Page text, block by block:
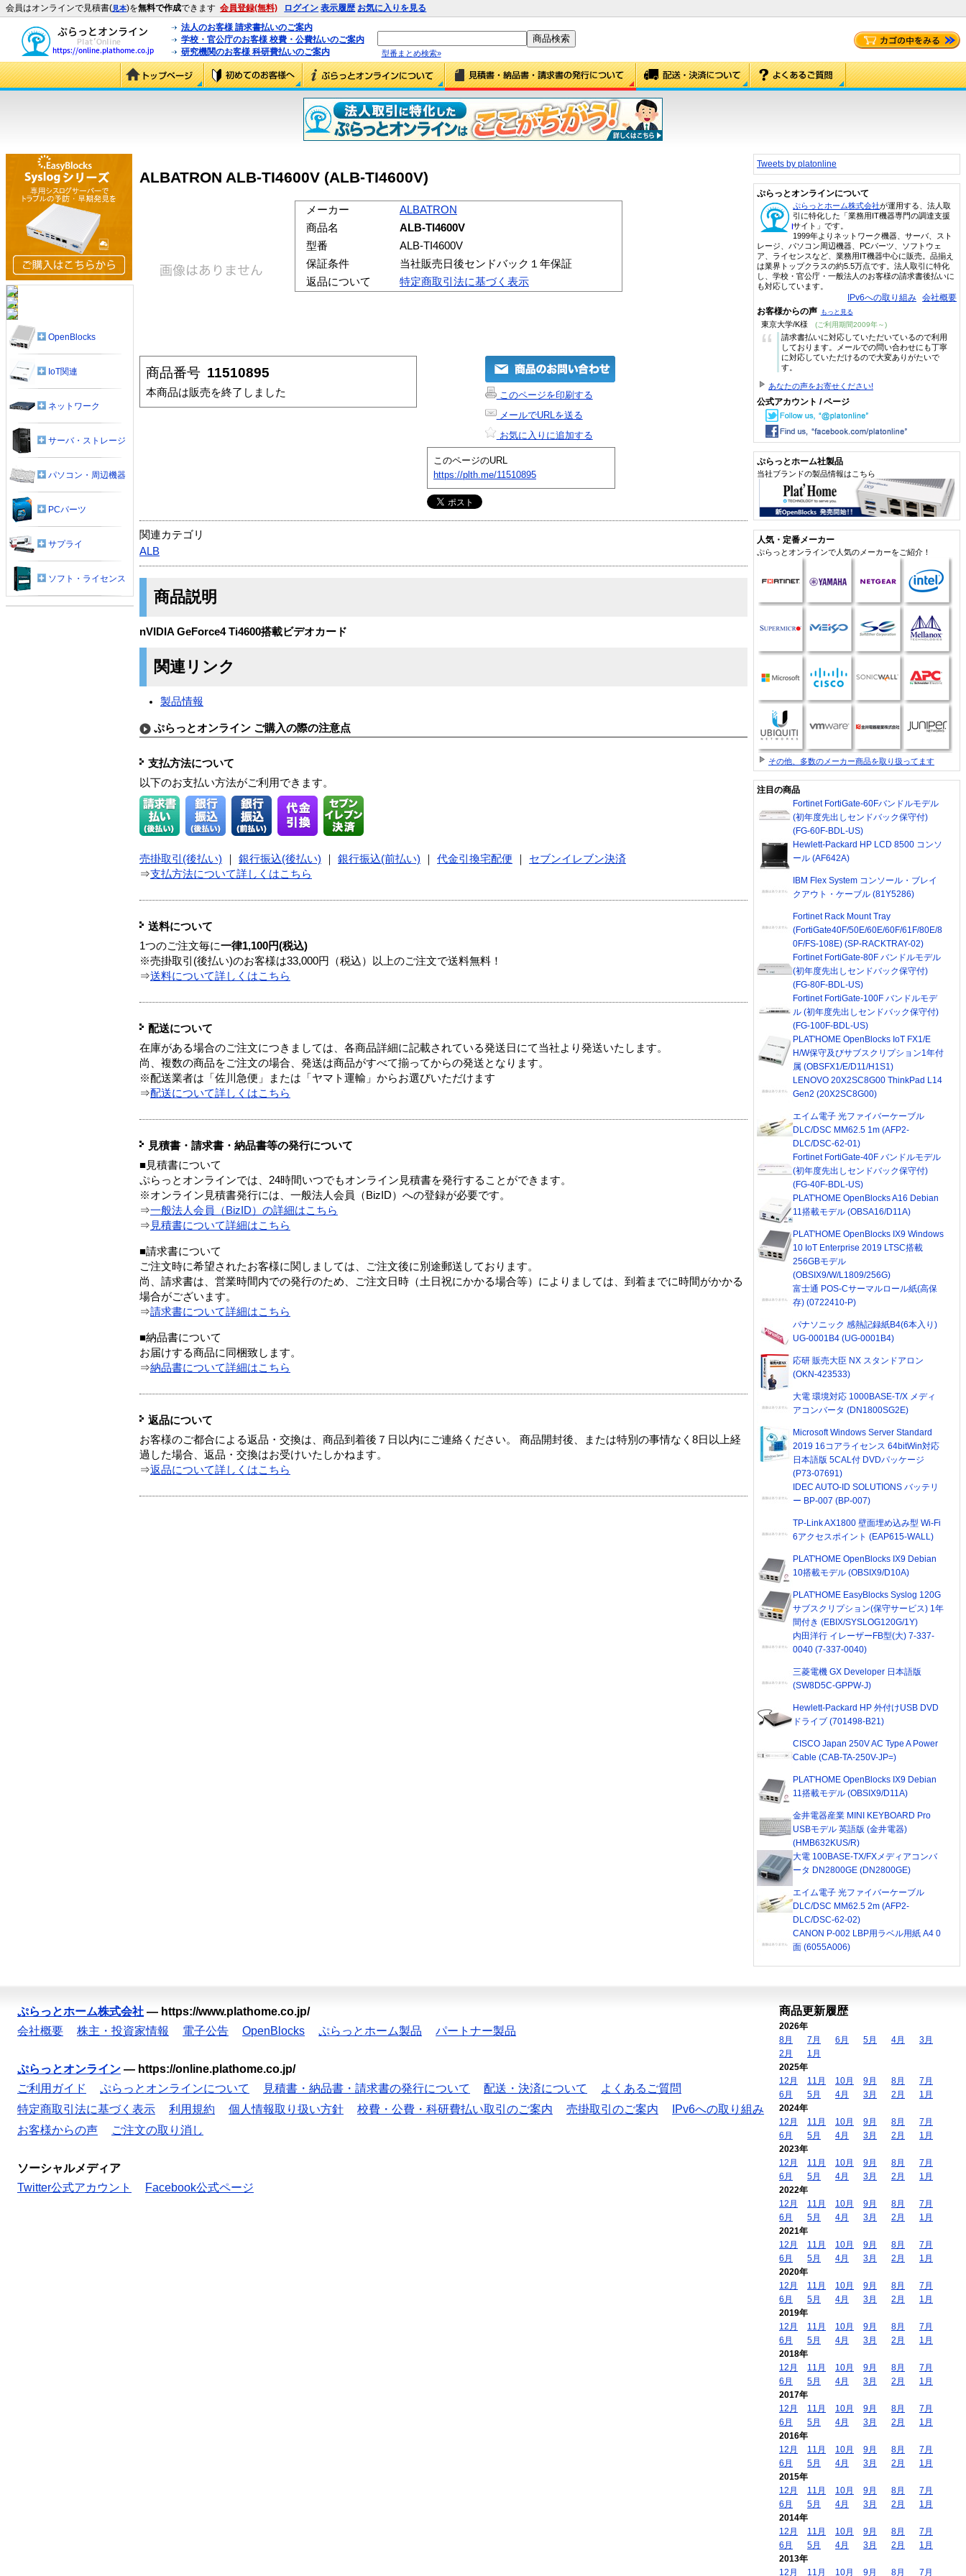
会員はオンラインで見積書(見本)を無料で作成できます 会員登録(無料) ログイン 表示履歴 お気に入りを見る
法人のお客様 請求書払いのご案内
学校・官公庁のお客様 校費・公費払いのご案内
研究機関のお客様 科研費払いのご案内
型番まとめ検索»
ALBATRON ALB-TI4600V (ALB-TI4600V)
メーカー
ALBATRON
商品名
ALB-TI4600V
型番
ALB-TI4600V
保証条件
当社販売日後センドバック１年保証
返品について
特定商取引法に基づく表示
商品番号 11510895
本商品は販売を終了しました
このページを印刷する
メールでURLを送る
お気に入りに追加する
このページのURL
https://plth.me/11510895
関連カテゴリ
ALB
商品説明
nVIDIA GeForce4 Ti4600搭載ビデオカード
関連リンク
製品情報
ぷらっとオンライン ご購入の際の注意点
支払方法について
以下のお支払い方法がご利用できます。
売掛取引(後払い) 銀行振込(後払い) 銀行振込(前払い) 代金引換宅配便
セブンイレブン決済
⇒支払方法について詳しくはこちら
送料について
1つのご注文毎に一律1,100円(税込)
※売掛取引(後払い)のお客様は33,000円（税込）以上のご注文で送料無料！
⇒送料について詳しくはこちら
配送について
在庫がある場合のご注文につきましては、各商品詳細に記載されている発送日にて当社より発送いたします。
尚、複数の商品をご注文の場合、発送は商品がすべて揃ってからの発送となります。
※配送業者は「佐川急便」または「ヤマト運輸」からお選びいただけます
⇒配送について詳しくはこちら
見積書・請求書・納品書等の発行について
■見積書について
ぷらっとオンラインでは、24時間いつでもオンライン見積書を発行することができます。
※オンライン見積書発行には、一般法人会員（BizID）への登録が必要です。
⇒一般法人会員（BizID）の詳細はこちら
⇒ 見積書について詳細はこちら
■請求書について
ご注文時に希望されたお客様に関しましては、ご注文後に別途郵送しております。
尚、請求書は、営業時間内での発行のため、ご注文日時（土日祝にかかる場合等）によりましては、到着までに時間がかかる
場合がございます。
⇒請求書について詳細はこちら
■納品書について
お届けする商品に同梱致します。
⇒納品書について詳細はこちら
返品について
お客様のご都合による返品・交換は、商品到着後７日以内にご連絡ください。 商品開封後、または特別の事情なく8日以上経
過した場合、返品・交換はお受けいたしかねます。
⇒返品について詳しくはこちら
OpenBlocks
IoT関連
ネットワーク
サーバ・ストレージ
パソコン・周辺機器
PCパーツ
サプライ
ソフト・ライセンス
Tweets by platonline
ぷらっとオンラインについて
ぷらっとホーム株式会社が運用する、法人取
引に特化した「業務用IT機器専門の調達支援
サイト」です。
1999年よりネットワーク機器、サーバ、スト
レージ、パソコン周辺機器、PCパーツ、ソフトウェ
ア、ライセンスなど、業務用IT機器中心に販売。品揃え
は業界トップクラスの約5.5万点です。法人取引に特化
し、学校・官公庁・一般法人のお客様の請求書後払いに
も対応しています。
IPv6への取り組み 会社概要
お客様からの声 もっと見る
東京大学/K様 (ご利用期間2009年～)
“
請求書払いに対応していただいているので利用
しております。メールでの問い合わせにも丁寧
に対応していただけるので大変ありがたいで
す。
あなたの声をお寄せください!
公式アカウント / ページ
ぷらっとホーム社製品
当社ブランドの製品情報はこちら
人気・定番メーカー
ぷらっとオンラインで人気のメーカーをご紹介！
その他、多数のメーカー商品を取り扱ってます
注目の商品
Fortinet FortiGate-60Fバンドルモデル
(初年度先出しセンドバック保守付)
(FG-60F-BDL-US)
Hewlett-Packard HP LCD 8500 コンソ
ール (AF642A)
IBM Flex System コンソール・ブレイ
クアウト・ケーブル (81Y5286)
Fortinet Rack Mount Tray
(FortiGate40F/50E/60E/60F/61F/80E/8
0F/FS-108E) (SP-RACKTRAY-02)
Fortinet FortiGate-80F バンドルモデル
(初年度先出しセンドバック保守付)
(FG-80F-BDL-US)
Fortinet FortiGate-100F バンドルモデ
ル (初年度先出しセンドバック保守付)
(FG-100F-BDL-US)
PLAT'HOME OpenBlocks IoT FX1/E
H/W保守及びサブスクリプション1年付
属 (OBSFX1/E/D11/H1S1)
LENOVO 20X2SC8G00 ThinkPad L14
Gen2 (20X2SC8G00)
エイム電子 光ファイバーケーブル
DLC/DSC MM62.5 1m (AFP2-
DLC/DSC-62-01)
Fortinet FortiGate-40F バンドルモデル
(初年度先出しセンドバック保守付)
(FG-40F-BDL-US)
PLAT'HOME OpenBlocks A16 Debian
11搭載モデル (OBSA16/D11A)
PLAT'HOME OpenBlocks IX9 Windows
10 IoT Enterprise 2019 LTSC搭載
256GBモデル
(OBSIX9/W/L1809/256G)
富士通 POS-Cサーマルロール紙(高保
存) (0722410-P)
パナソニック 感熱記録紙B4(6本入り)
UG-0001B4 (UG-0001B4)
応研 販売大臣 NX スタンドアロン
(OKN-423533)
大電 環境対応 1000BASE-T/X メディ
アコンバータ (DN1800SG2E)
Microsoft Windows Server Standard
2019 16コアライセンス 64bitWin対応
日本語版 5CAL付 DVDパッケージ
(P73-07691)
IDEC AUTO-ID SOLUTIONS バッテリ
ー BP-007 (BP-007)
TP-Link AX1800 壁面埋め込み型 Wi-Fi
6アクセスポイント (EAP615-WALL)
PLAT'HOME OpenBlocks IX9 Debian
10搭載モデル (OBSIX9/D10A)
PLAT'HOME EasyBlocks Syslog 120G
サブスクリプション(保守サービス) 1年
間付き (EBIX/SYSLOG120G/1Y)
内田洋行 イレーザーFB型(大) 7-337-
0040 (7-337-0040)
三菱電機 GX Developer 日本語版
(SW8D5C-GPPW-J)
Hewlett-Packard HP 外付けUSB DVD
ドライブ (701498-B21)
CISCO Japan 250V AC Type A Power
Cable (CAB-TA-250V-JP=)
PLAT'HOME OpenBlocks IX9 Debian
11搭載モデル (OBSIX9/D11A)
金井電器産業 MINI KEYBOARD Pro
USBモデル 英語版 (金井電器)
(HMB632KUS/R)
大電 100BASE-TX/FXメディアコンバ
ータ DN2800GE (DN2800GE)
エイム電子 光ファイバーケーブル
DLC/DSC MM62.5 2m (AFP2-
DLC/DSC-62-02)
CANON P-002 LBP用ラベル用紙 A4 0
面 (6055A006)
ぷらっとホーム株式会社 — https://www.plathome.co.jp/
会社概要
株主・投資家情報 電子公告 OpenBlocks ぷらっとホーム製品 パートナー製品
ぷらっとオンライン — https://online.plathome.co.jp/
ご利用ガイド
ぷらっとオンラインについて 見積書・納品書・請求書の発行について 配送・決済について
よくあるご質問
特定商取引法に基づく表示
利用規約 個人情報取り扱い方針 校費・公費・科研費払い取引のご案内 売掛取引のご案内
IPv6への取り組み
お客様からの声
ご注文の取り消し
ソーシャルメディア
Twitter公式アカウント
Facebook公式ページ
商品更新履歴
2026年
8月
7月 6月 5月 4月
3月
2月
1月
2025年
12月
11月 10月 9月 8月
7月
6月
5月 4月 3月 2月
1月
2024年
12月
11月 10月 9月 8月
7月
6月
5月 4月 3月 2月
1月
2023年
12月
11月 10月 9月 8月
7月
6月
5月 4月 3月 2月
1月
2022年
12月
11月 10月 9月 8月
7月
6月
5月 4月 3月 2月
1月
2021年
12月
11月 10月 9月 8月
7月
6月
5月 4月 3月 2月
1月
2020年
12月
11月 10月 9月 8月
7月
6月
5月 4月 3月 2月
1月
2019年
12月
11月 10月 9月 8月
7月
6月
5月 4月 3月 2月
1月
2018年
12月
11月 10月 9月 8月
7月
6月
5月 4月 3月 2月
1月
2017年
12月
11月 10月 9月 8月
7月
6月
5月 4月 3月 2月
1月
2016年
12月
11月 10月 9月 8月
7月
6月
5月 4月 3月 2月
1月
2015年
12月
11月 10月 9月 8月
7月
6月
5月 4月 3月 2月
1月
2014年
12月
11月 10月 9月 8月
7月
6月
5月 4月 3月 2月
1月
2013年
12月
11月 10月 9月 8月 7月